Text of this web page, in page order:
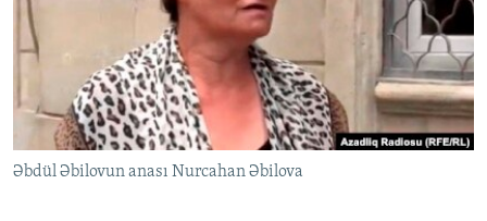
İNFOQRAFIKA
KARIKATURA
AZƏRBAYCAN ƏDƏBIYYATI KITABXANASI
İSLAM VƏ DEMOKRATIYA
İZ - MƏDƏNIYYƏT PROQRAMI
HAQQIMIZDA
PEŞƏ ETIKASI VƏ JURNALISTIKA STANDARTLARIMIZ
MATERIALLARIMIZDAN ISTIFADƏ
AZADLIQRADIOSU MOBIL TELEFONUNUZDA
RFE/RL-in bütün saytları
Əbdül Əbilovun anası Nurcahan Əbilova